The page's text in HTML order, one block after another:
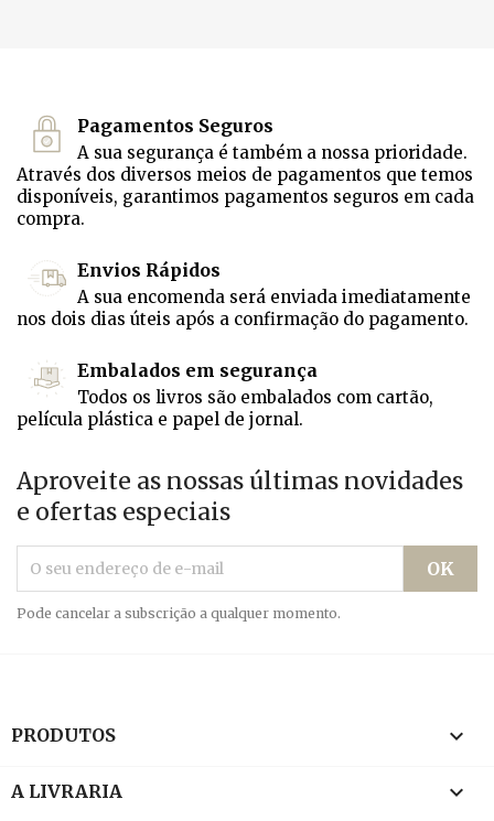
Pagamentos Seguros
A sua segurança é também a nossa prioridade.
Através dos diversos meios de pagamentos que temos
disponíveis, garantimos pagamentos seguros em cada
compra.
Envios Rápidos
A sua encomenda será enviada imediatamente
nos dois dias úteis após a confirmação do pagamento.
Embalados em segurança
Todos os livros são embalados com cartão,
película plástica e papel de jornal.
Aproveite as nossas últimas novidades
e ofertas especiais
Pode cancelar a subscrição a qualquer momento.
PRODUTOS 
A LIVRARIA 